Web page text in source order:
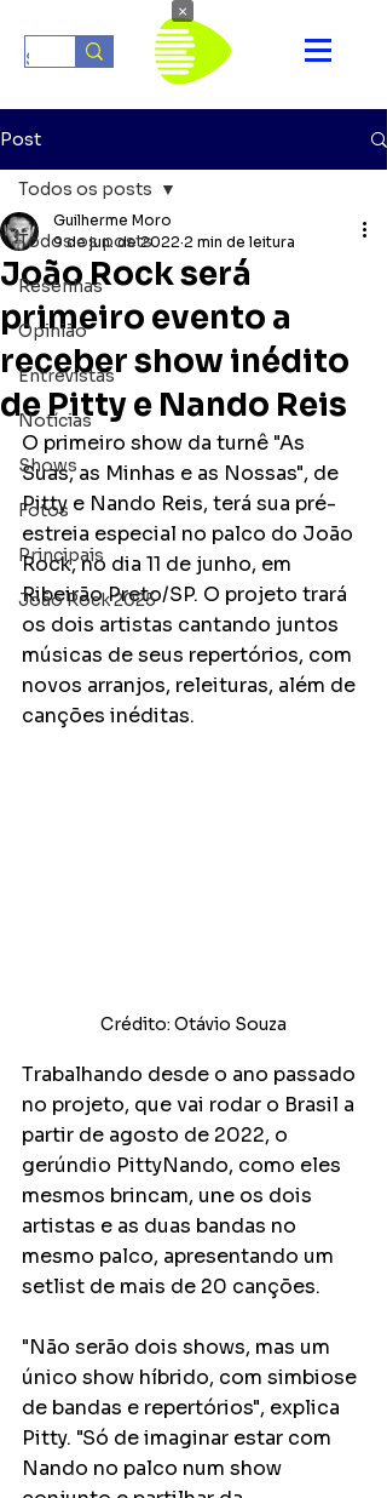
Post
Todos os posts
Resenhas
Opinião
Entrevistas
Notícias
Shows
Fotos
Principais
João Rock 2025
Todos os posts
João Rock será
primeiro evento a
receber show inédito
de Pitty e Nando Reis
Guilherme Moro
9 de jun. de 2022 2 min de leitura
O primeiro show da turnê "As
Suas, as Minhas e as Nossas", de
Pitty e Nando Reis, terá sua pré-
estreia especial no palco do João
Rock, no dia 11 de junho, em
Ribeirão Preto/SP. O projeto trará
os dois artistas cantando juntos
músicas de seus repertórios, com
novos arranjos, releituras, além de
canções inéditas.
Crédito: Otávio Souza
Trabalhando desde o ano passado
no projeto, que vai rodar o Brasil a
partir de agosto de 2022, o
gerúndio PittyNando, como eles
mesmos brincam, une os dois
artistas e as duas bandas no
mesmo palco, apresentando um
setlist de mais de 20 canções.
"Não serão dois shows, mas um
único show híbrido, com simbiose
de bandas e repertórios", explica
Pitty. "Só de imaginar estar com
Nando no palco num show
×